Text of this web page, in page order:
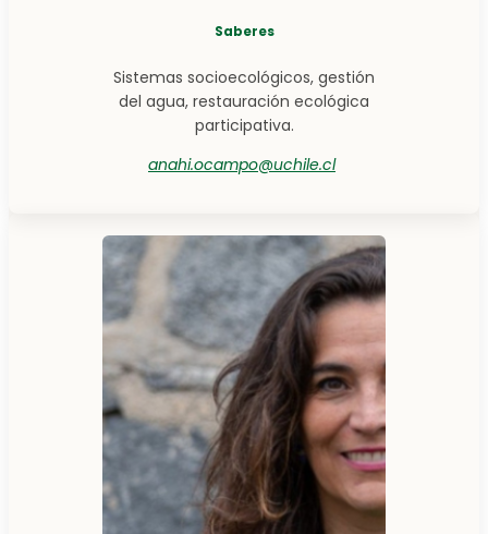
Saberes
Sistemas socioecológicos, gestión
del agua, restauración ecológica
participativa.
anahi.ocampo@uchile.cl